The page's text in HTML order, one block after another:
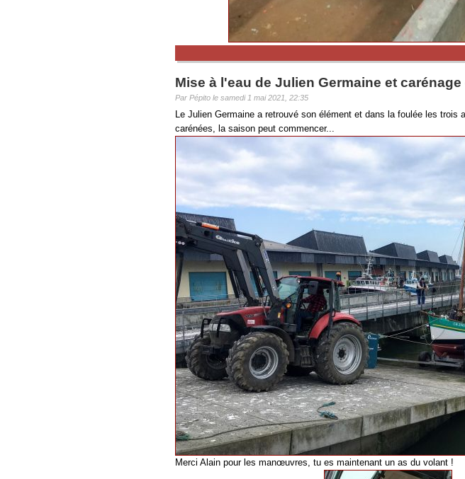
Mise à l'eau de Julien Germaine et
Par Pépito le samedi 1 mai 2021, 22:35
Le Julien Germaine a retrouvé son élément et dans la foulée les trois
carénées, la saison peut commencer...
Merci Alain pour les manœuvres, tu es maintenant un as du volant !